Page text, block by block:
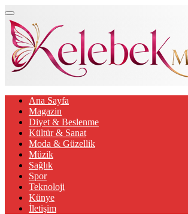
Ana Sayfa
Magazin
Diyet & Beslenme
Kültür & Sanat
Moda & Güzellik
Müzik
Sağlık
Spor
Teknoloji
Künye
İletişim